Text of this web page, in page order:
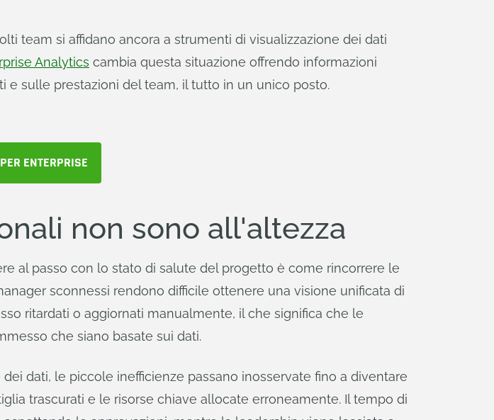
team si affidano ancora a strumenti di visualizzazione dei dati
Analytics cambia questa situazione offrendo informazioni
sulle prestazioni del team, il tutto in un unico posto.
ENTERPRISE
non sono all'altezza
al passo con lo stato di salute del progetto è come rincorrere le
sconnessi rendono difficile ottenere una visione unificata di
ritardati o aggiornati manualmente, il che significa che le
che siano basate sui dati.
dati, le piccole inefficienze passano inosservate fino a diventare
trascurati e le risorse chiave allocate erroneamente. Il tempo di